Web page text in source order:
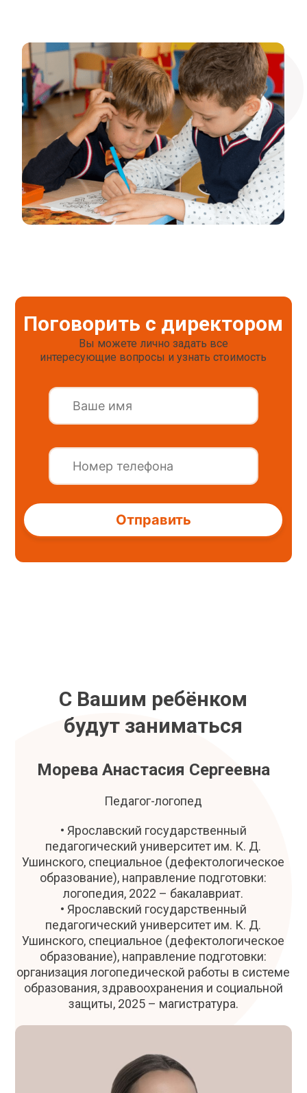
Поговорить с директором
Вы можете лично задать все
интересующие вопросы и узнать стоимость
С Вашим ребёнком
будут заниматься
Морева Анастасия Сергеевна
Педагог-логопед
• Ярославский государственный
педагогический университет им. К. Д.
Ушинского, специальное (дефектологическое
образование), направление подготовки:
логопедия, 2022 – бакалавриат.
• Ярославский государственный
педагогический университет им. К. Д.
Ушинского, специальное (дефектологическое
образование), направление подготовки:
организация логопедической работы в системе
образования, здравоохранения и социальной
защиты, 2025 – магистратура.